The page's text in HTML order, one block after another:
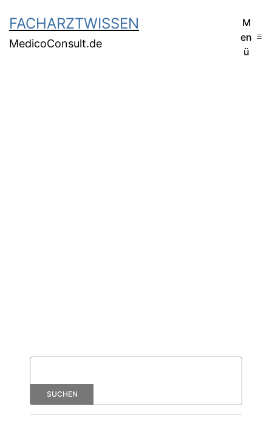
FACHARZTWISSEN
MedicoConsult.de
M
en
ü